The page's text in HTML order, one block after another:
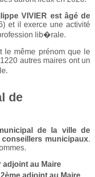
VIVIER est âgé de
et il exerce une activité
lib�rale.
le même prénom que le
autres maires ont un
de
de la ville de
municipaux.
adjoint au Maire
2ème adjoint au Maire